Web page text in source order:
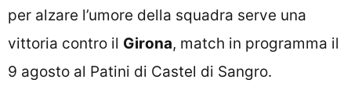
per alzare l’umore della squadra serve una
vittoria contro il Girona, match in programma il
9 agosto al Patini di Castel di Sangro.